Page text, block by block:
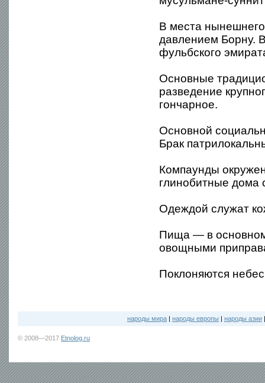
В места нынешнего
давлением Борну.
фульбского
Основные
разведение
гончарное.
Основной
Брак
Компаунды
глинобитные дома
Одеждой служат
Пища — в основном
овощными
Поклоняются
народы мира | народы европы | народы азии
© 2008—2017 Etnolog.ru